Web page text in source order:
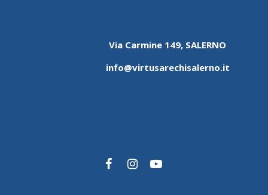
Via Carmine 149, SALERNO
info@virtusarechisalerno.it